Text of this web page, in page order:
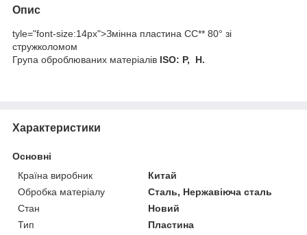
Опис
tyle="font-size:14px">Змінна пластина CC** 80° зі
стружколомом
Група оброблюваних матеріалів ISO: Р, H.
Характеристики
Основні
Країна виробник
Китай
Обробка матеріалу
Сталь, Нержавіюча сталь
Стан
Новий
Тип
Пластина